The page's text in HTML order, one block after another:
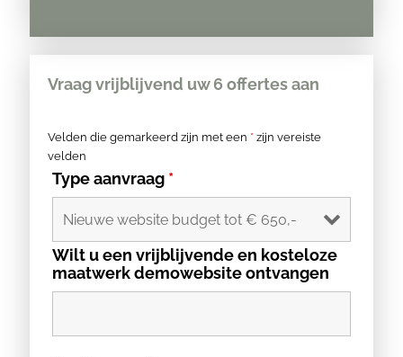
Vraag vrijblijvend uw 6 offertes aan
Velden die gemarkeerd zijn met een * zijn vereiste
velden
Type aanvraag *
Wilt u een vrijblijvende en kosteloze
maatwerk demowebsite ontvangen